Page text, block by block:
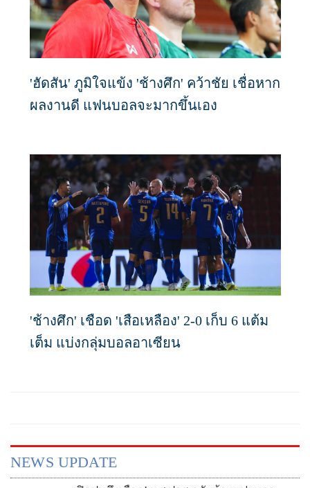
'ฮัดสัน' ภูมิใจแข้ง 'ช้างศึก' คว้าชัย เชื่อหาก
ผลงานดี แฟนบอลจะมากขึ้นเอง
'ช้างศึก' เชือด 'เสือเหลือง' 2-0 เก็บ 6 แต้ม
เต็ม แบ่งกลุ่มบอลอาเซียน
NEWS UPDATE